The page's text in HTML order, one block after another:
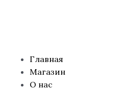
Главная
Магазин
О нас
Menu